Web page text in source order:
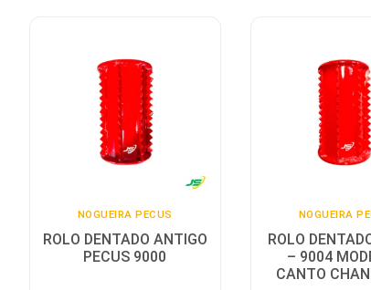
Produtos
Sobre
Idioma
NOGUEIRA PECUS
ROLO DENTADO ANTIGO
PECUS 9000
NOGUEIRA
ROLO
– 9004
CANTO